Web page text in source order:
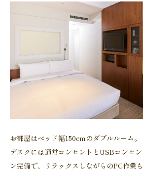
お部屋はベッド幅150cmのダブルルーム。
デスクには通常コンセントとUSBコンセ
ン完備で、リラックスしながらのPC作業も